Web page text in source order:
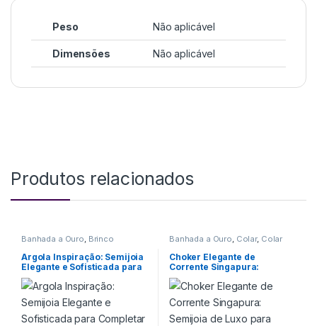
Peso Não aplicável
Dimensões Não aplicável
Produtos relacionados
Banhada a Ouro, Brinco
Argola Inspiração: Semijoia
Elegante e Sofisticada para
Completar seu Look
Banhada a Ouro, Colar, Colar
Choker Elegante de
Corrente Singapura:
Semijoia de Luxo para
Mulheres Modernas